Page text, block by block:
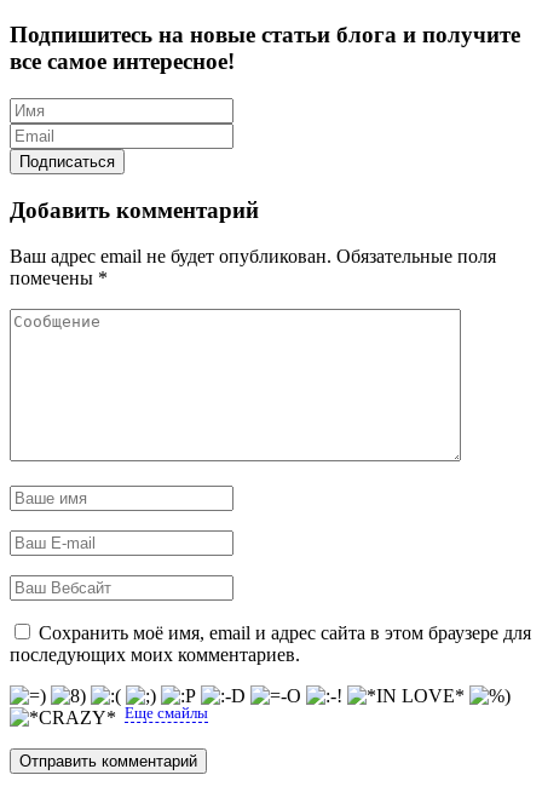
Подпишитесь на новые статьи блога и получите
все самое интересное!
Добавить комментарий
Ваш адрес email не будет опубликован. Обязательные поля
помечены *
Сохранить моё имя, email и адрес сайта в этом браузере для
последующих моих комментариев.
Еще смайлы